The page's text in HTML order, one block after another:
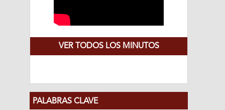
VER TODOS LOS MINUTOS
PALABRAS CLAVE